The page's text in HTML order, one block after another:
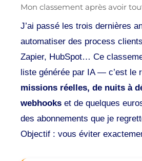
Mon classement après avoir
J’ai passé les trois dernières
automatiser des process
Zapier, HubSpot… Ce
liste générée par IA — c’est le
missions réelles, de nuits à
webhooks et de quelques
des abonnements que je
Objectif : vous éviter